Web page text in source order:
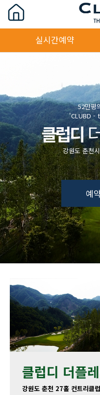
실시간예약
52만평
'CLUBD -
클럽디
강원도 춘천
예
클럽디 더플
강원도 춘천 27홀 컨트리클럽